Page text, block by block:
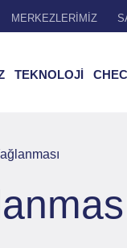
MERKEZLERİMİZ
TEKNOLOJİ